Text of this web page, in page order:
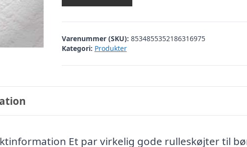
Varenummer (SKU): 8534855352186316975
Kategori: Produkter
Et par virkelig gode rulleskøjter til